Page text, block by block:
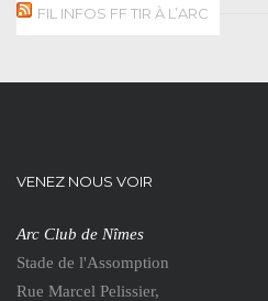
FIL INFOS FF TIR À L’ARC
VENEZ NOUS VOIR
Arc Club de Nîmes
Stade de l'Assomption
Rue Marcel Pelissier,